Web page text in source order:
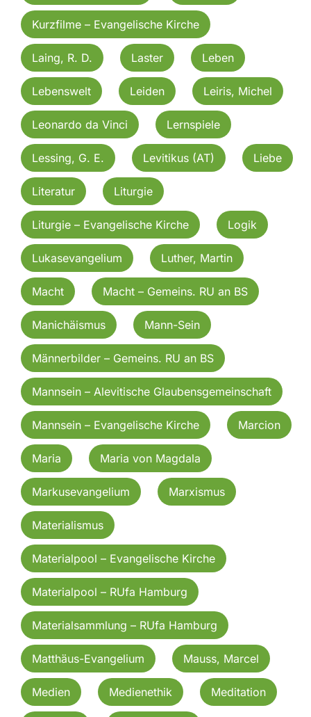
Kurzfilme – Evangelische Kirche
Laing, R. D. Laster Leben
Lebenswelt Leiden Leiris, Michel
Leonardo da Vinci Lernspiele
Lessing, G. E. Levitikus (AT) Liebe
Literatur Liturgie
Liturgie – Evangelische Kirche Logik
Lukasevangelium Luther, Martin
Macht Macht – Gemeins. RU an BS
Manichäismus Mann-Sein
Männerbilder – Gemeins. RU an BS
Mannsein – Alevitische Glaubensgemeinschaft
Mannsein – Evangelische Kirche Marcion
Maria Maria von Magdala
Markusevangelium Marxismus
Materialismus
Materialpool – Evangelische Kirche
Materialpool – RUfa Hamburg
Materialsammlung – RUfa Hamburg
Matthäus-Evangelium Mauss, Marcel
Medien Medienethik Meditation